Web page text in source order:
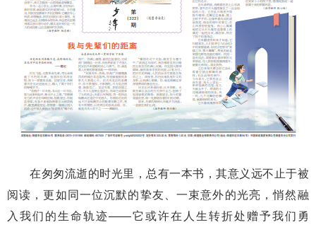
在匆匆流逝的时光里，总有一本书，其意义远不止于被
阅读，更如同一位沉默的挚友、一束意外的光亮，悄然融
入我们的生命轨迹——它或许在人生转折处赠予我们勇